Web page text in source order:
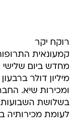
רוקח יקר
קמעונאית
מיליון דולר
ומכירות שיא.
לעומת מכירותיה